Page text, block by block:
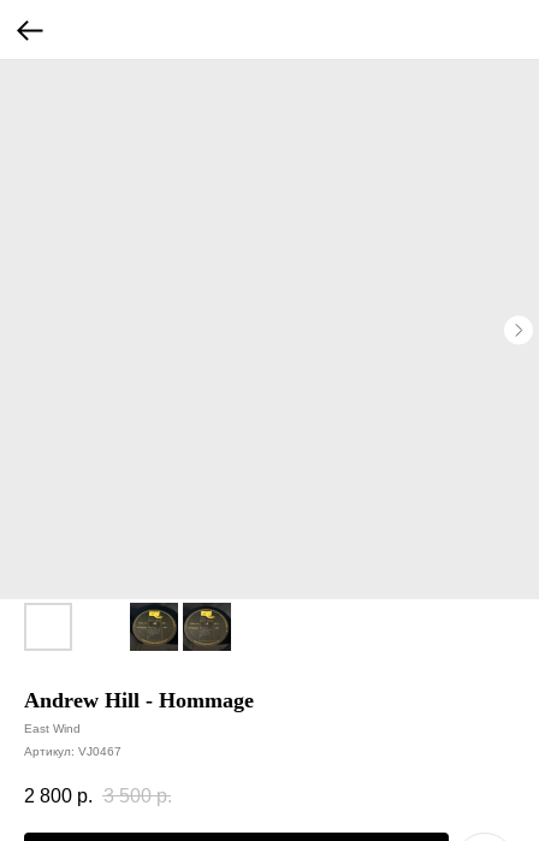
Andrew Hill - Hommage
East Wind
Артикул: VJ0467
2 800 р. 3 500 р.